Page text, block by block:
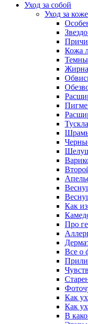
Уход за собой
Уход за
Кожа
Шрамы
Как
Про
Все о
Как
Как
В